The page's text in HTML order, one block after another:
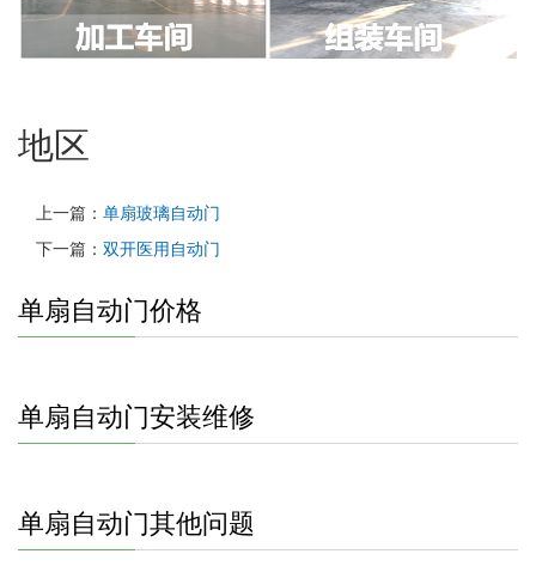
地区
上一篇： 单扇玻璃自动门
下一篇： 双开医用自动门
单扇自动门价格
单扇自动门安装维修
单扇自动门其他问题